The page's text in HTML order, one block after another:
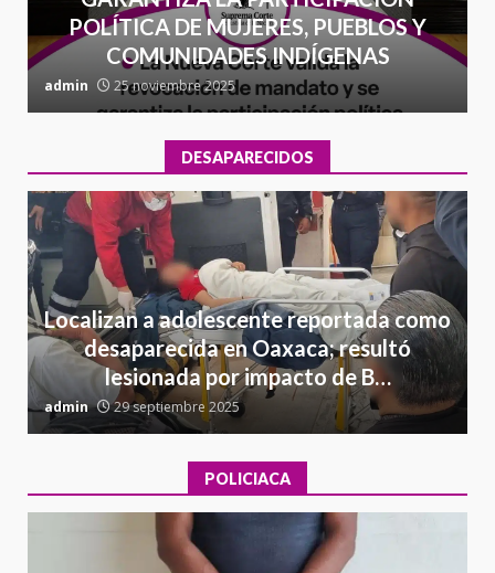
POLÍTICA DE MUJERES, PUEBLOS Y
COMUNIDADES INDÍGENAS
admin 25 noviembre 2025
DESAPARECIDOS
Localizan a adolescente reportada como
desaparecida en Oaxaca; resultó
lesionada por impacto de B…
admin 29 septiembre 2025
POLICIACA